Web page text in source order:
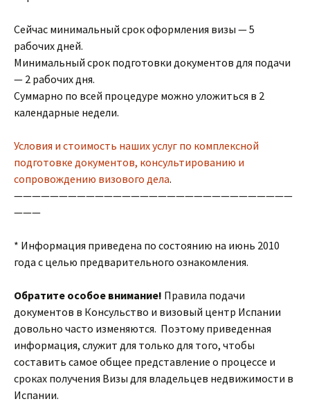
Сейчас минимальный срок оформления визы — 5
рабочих дней.
Минимальный срок подготовки документов для подачи
— 2 рабочих дня.
Суммарно по всей процедуре можно уложиться в 2
календарные недели.
Условия и стоимость наших услуг по комплексной
подготовке документов, консультированию и
сопровождению визового дела.
———————————————————————————————
———
* Информация приведена по состоянию на июнь 2010
года с целью предварительного ознакомления.
Обратите особое внимание! Правила подачи
документов в Консульство и визовый центр Испании
довольно часто изменяются. Поэтому приведенная
информация, служит для только для того, чтобы
составить самое общее представление о процессе и
сроках получения Визы для владельцев недвижимости в
Испании.